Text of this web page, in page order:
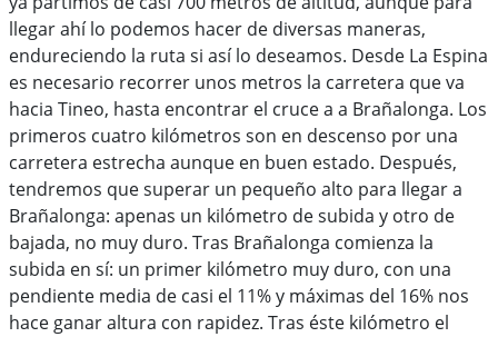
llegar ahí lo podemos hacer de diversas maneras,
endureciendo la ruta si así lo deseamos. Desde La Espina
es necesario recorrer unos metros la carretera que va
hacia Tineo, hasta encontrar el cruce a a Brañalonga. Los
primeros cuatro kilómetros son en descenso por una
carretera estrecha aunque en buen estado. Después,
tendremos que superar un pequeño alto para llegar a
Brañalonga: apenas un kilómetro de subida y otro de
bajada, no muy duro. Tras Brañalonga comienza la
subida en sí: un primer kilómetro muy duro, con una
pendiente media de casi el 11% y máximas del 16% nos
hace ganar altura con rapidez. Tras éste kilómetro el